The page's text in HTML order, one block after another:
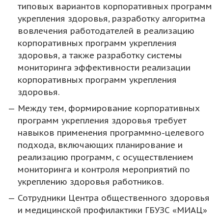
типовых вариантов корпоративных программ
укрепления здоровья, разработку алгоритма
вовлечения работодателей в реализацию
корпоративных программ укрепления
здоровья, а также разработку системы
мониторинга эффективности реализации
корпоративных программ укрепления
здоровья.
Между тем, формирование корпоративных
программ укрепления здоровья требует
навыков применения программно-целевого
подхода, включающих планирование и
реализацию программ, с осуществлением
мониторинга и контроля мероприятий по
укреплению здоровья работников.
Сотрудники Центра общественного здоровья
и медицинской профилактики ГБУЗС «МИАЦ»